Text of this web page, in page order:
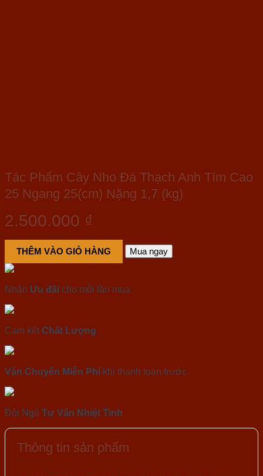
Tác Phẩm Cây Nho Đá Thạch Anh Tím Cao
25 Ngang 25(cm) Nặng 1,7 (kg)
2.500.000 ₫
THÊM VÀO GIỎ HÀNG Mua ngay
Nhận Ưu đãi cho mỗi lần mua
Cam kết Chất Lượng
Vận Chuyển Miễn Phí khi thanh toán trước
Đội Ngũ Tư Vấn Nhiệt Tình
Thông tin sản phẩm